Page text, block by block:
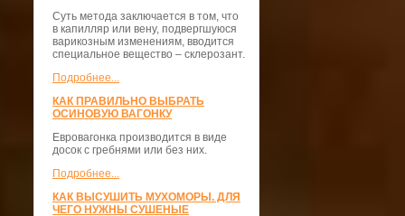
Суть метода заключается в том, что
в капилляр или вену, подвергшуюся
варикозным изменениям, вводится
специальное вещество – склерозант.
Подробнее...
КАК ПРАВИЛЬНО ВЫБРАТЬ
ОСИНОВУЮ ВАГОНКУ
Евровагонка производится в виде
досок с гребнями или без них.
Подробнее...
КАК ВЫСУШИТЬ МУХОМОРЫ. ДЛЯ
ЧЕГО НУЖНЫ СУШЕНЫЕ